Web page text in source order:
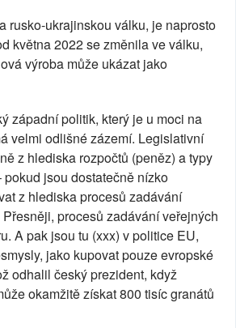
rusko-ukrajinskou válku, je naprosto
května 2022 se změnila ve válku,
výroba může ukázat jako
západní politik, který je u moci na
velmi odlišné zázemí. Legislativní
z hlediska rozpočtů (peněz) a typy
jsou dostatečně nízko
z hlediska procesů zadávání
procesů zadávání veřejných
A pak jsou tu (xxx) v politice EU,
jako kupovat pouze evropské
odhalil český prezident, když
okamžitě získat 800 tisíc granátů